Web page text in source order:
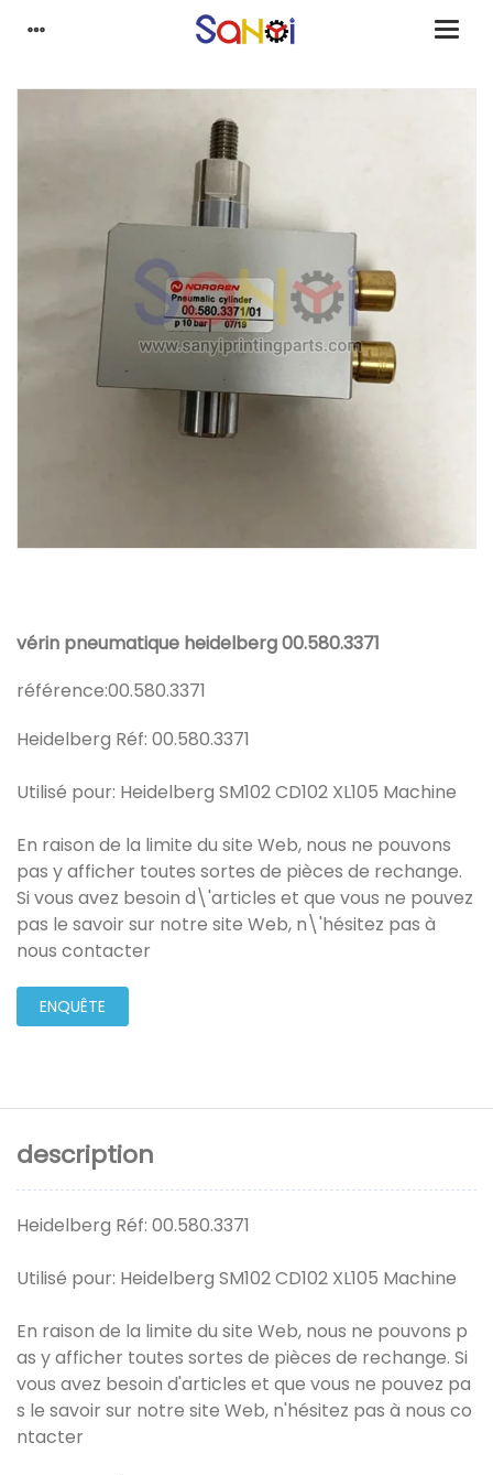
vérin pneumatique heidelberg 00.580.3371
référence:00.580.3371
Heidelberg Réf: 00.580.3371
Utilisé pour: Heidelberg SM102 CD102 XL105 Machine
En raison de la limite du site Web, nous ne pouvons
pas y afficher toutes sortes de pièces de rechange.
Si vous avez besoin d\'articles et que vous ne pouvez
pas le savoir sur notre site Web, n\'hésitez pas à
nous contacter
ENQUÊTE
description
Heidelberg Réf: 00.580.3371
Utilisé pour: Heidelberg SM102 CD102 XL105 Machine
En raison de la limite du site Web, nous ne pouvons p
as y afficher toutes sortes de pièces de rechange. Si
vous avez besoin d'articles et que vous ne pouvez pa
s le savoir sur notre site Web, n'hésitez pas à nous co
ntacter